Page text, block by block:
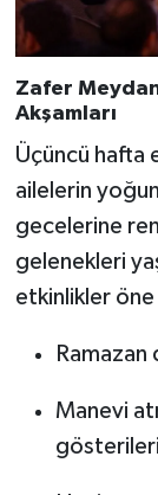
Zafer
Akşamları
Üçüncü hafta
ailelerin
gecelerine
gelenekleri
etkinlikler öne
Ramazan
Manevi